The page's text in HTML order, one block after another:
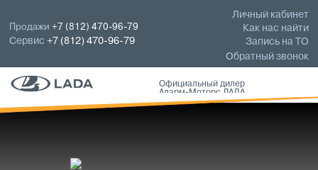
Личный кабинет
Как нас найти
Запись на ТО
Обратный звонок
Продажи+7 (812) 470-96-79
Сервис+7 (812) 470-96-79
Официальный дилер
Аларм-Моторс ЛАДА